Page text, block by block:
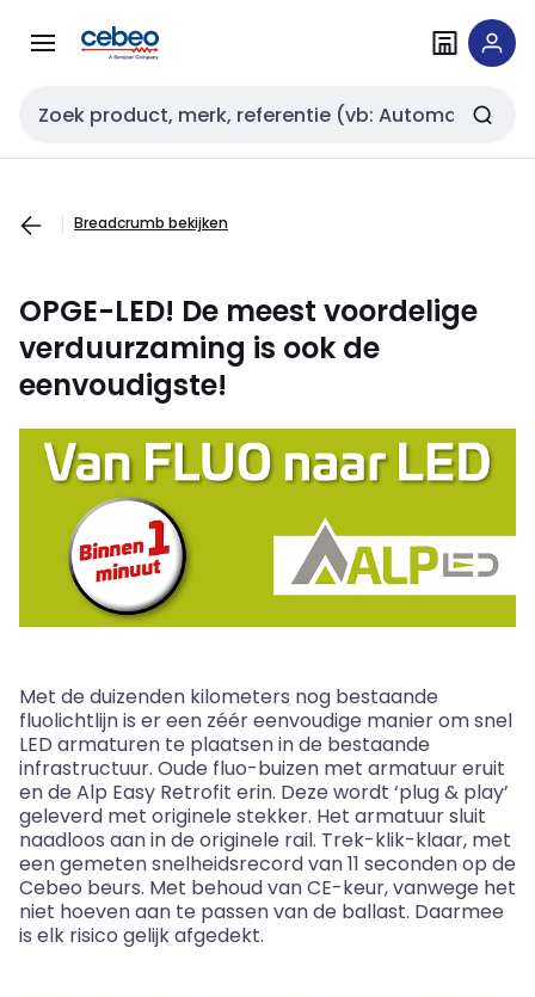
naar
naar
Zoekveld invoer
Breadcrumb bekijken
OPGE-LED! De meest voordelige
verduurzaming is ook de
eenvoudigste!
Met de duizenden kilometers nog bestaande
fluolichtlijnis er een zéér eenvoudige manier om snel
LED armaturen te plaatsen in de bestaande
infrastructuur. Oude fluo-buizen met armatuur eruit
en de Alp Easy Retrofit erin. Deze wordt ‘plug& play’
geleverd met originele stekker. Het armatuur sluit
naadloos aan in de originele rail. Trek-klik-klaar, met
een gemeten snelheidsrecord van 11 seconden op de
Cebeo beurs. Met behoud van CE-keur, vanwege het
niet hoeven aan te passen van de ballast. Daarmee
is elk risico gelijk afgedekt.